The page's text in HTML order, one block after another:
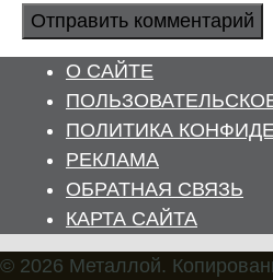
О САЙТЕ
ПОЛИТИКА
РЕКЛАМА
ОБРАТНАЯ СВЯЗЬ
КАРТА САЙТА
© 2026 Металлой.